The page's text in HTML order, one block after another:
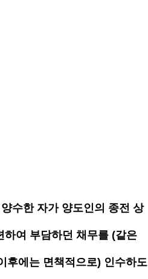
수한 자가 양도인의 종전 상
여 부담하던 채무를 (같은
후에는 면책적으로) 인수하도